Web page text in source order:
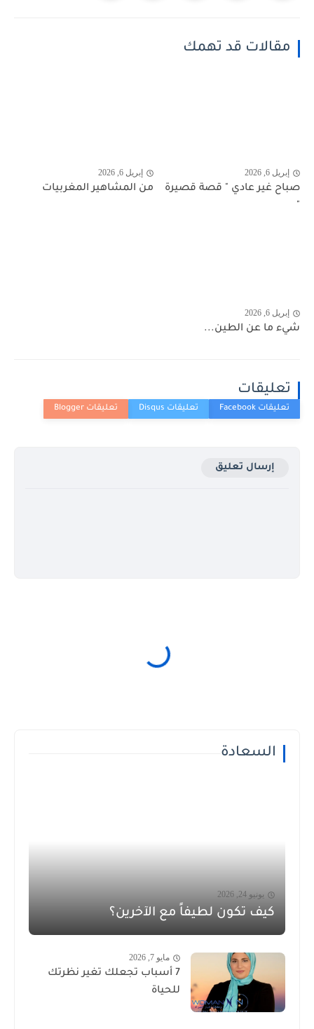
مقالات قد تهمك
إبريل 6, 2026
صباح غير عادي " قصة قصيرة
"
إبريل 6, 2026
من المشاهير المغربيات
إبريل 6, 2026
شيء ما عن الطين...
تعليقات
إرسال تعليق
السعادة
يونيو 24, 2026
كيف تكون لطيفاً مع الآخرين؟
مايو 7, 2026
7 أسباب تجعلك تغير نظرتك
للحياة